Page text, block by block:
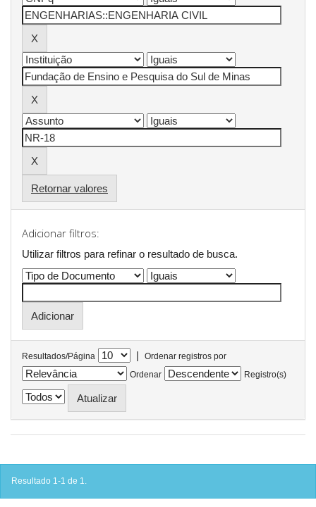
Retornar valores
Adicionar filtros:
Utilizar filtros para refinar o resultado de busca.
Resultados/Página |
Ordenar registros por
Ordenar
Registro(s)
Resultado 1-1 de 1.